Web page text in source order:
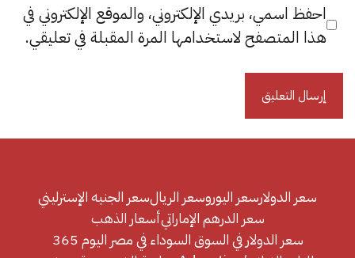
احفظ اسمي، بريدي الإلكتروني، والموقع الإلكتروني في
هذا المتصفح لاستخدامها المرة المقبلة في تعليقي.
سعر الدولارسعر اليوروسعر الريالسعر الجنيه الإسترليني
سعر الدرهم الإماراتيأسعار الذهب
سعر الدولار في السوق السوداء في مصر اليوم 365